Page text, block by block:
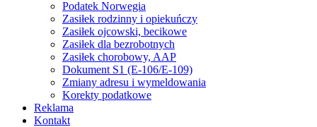
Podatek Norwegia
Zasiłek rodzinny i opiekuńczy
Zasiłek ojcowski, becikowe
Zasiłek dla bezrobotnych
Zasiłek chorobowy, AAP
Dokument S1 (E-106/E-109)
Zmiany adresu i wymeldowania
Korekty podatkowe
Reklama
Kontakt